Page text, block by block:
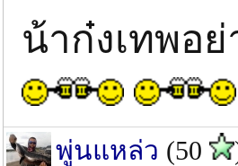
น้าก๋งเทพอ
พู่นแหล่ว (50